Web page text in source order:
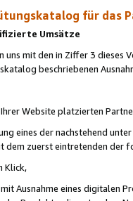
für das
Umsätze
uns mit den in Ziffer 3
beschriebenen
Website platzierten
eines der nachstehend
dem zuerst eintretenden der
Klick,
Ausnahme eines digitalen